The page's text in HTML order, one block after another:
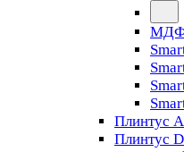
МДФ
Плинтус
Плинтус